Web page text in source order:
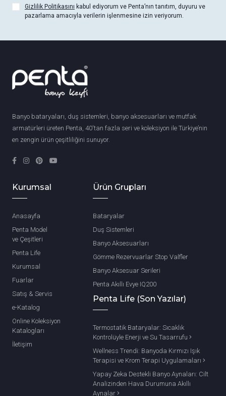
Gizlilik Politikasını kabul ediyorum ve Penta’nın tanıtım, duyuru ve
pazarlama amacıyla verilerin işlenmesine izin veriyorum.
Banyo bataryaları, duş sistemleri, banyo aksesuarları ve mutfak
armatürleri üreten Penta, 40'tan fazla seri ve koleksiyon ile Türkiye’nin
en zengin ürün çeşitliliğini sunuyor.
Kurumsal
Anasayfa
Penta Model
ve Çeşitleri
Penta Life
Kurumsal
Fuarlar
Satış & Servis
e-Katalog
Online Koleksiyon
Katalogları
İletişim
Ürün Grupları
Bataryalar
Duş Sistemleri
Banyo Aksesuarları
Gömme Rezervuarlar Stop Valfler
Banyo Aksesuar Serileri
Penta Akıllı Evye IQ200
Penta Life (Son Yazılar)
Termostatik Bataryalar: Sıcaklık
Kontrolüyle Enerji ve Su Tasarrufu
Wellness Trendi: Banyoda Kırmızı Işık
Terapisi ve Krom Terapi Uygulamaları
Yapay Zeka Destekli Banyo Aynaları: Cilt
Analizinden Hava Durumuna Akıllı
Aynalar